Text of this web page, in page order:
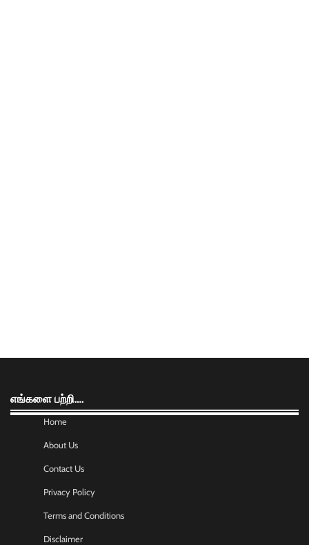
எங்களை பற்றி….
Home
About Us
Contact Us
Privacy Policy
Terms and Conditions
Disclaimer